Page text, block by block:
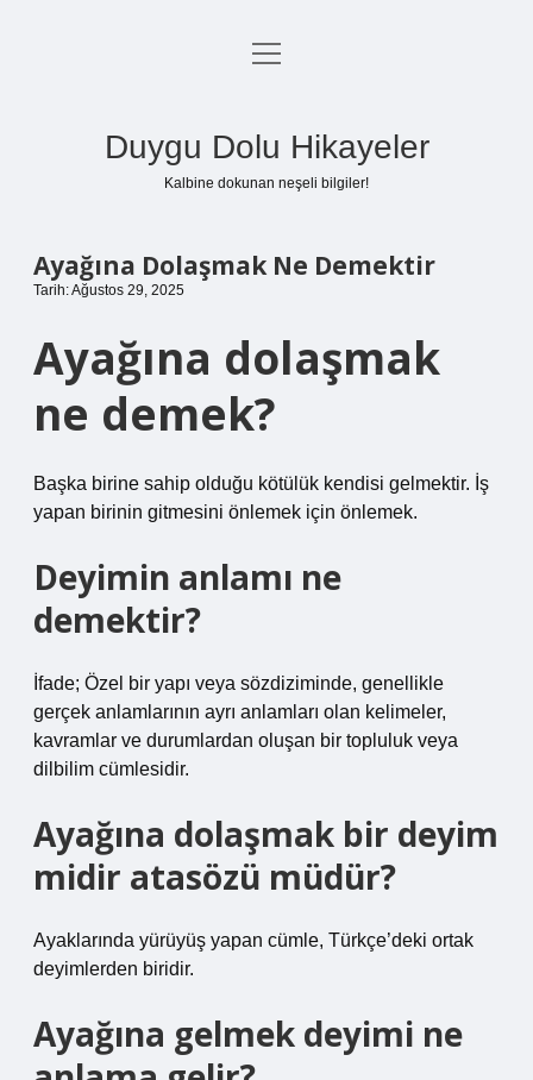
Anasayfa
menüyü
Duygu Dolu Hikayeler
Kalbine dokunan neşeli bilgiler!
Ayağına Dolaşmak Ne Demektir
Tarih: Ağustos 29, 2025
Ayağına dolaşmak
ne demek?
Başka birine sahip olduğu kötülük kendisi gelmektir. İş
yapan birinin gitmesini önlemek için önlemek.
Deyimin anlamı ne
demektir?
İfade; Özel bir yapı veya sözdiziminde, genellikle
gerçek anlamlarının ayrı anlamları olan kelimeler,
kavramlar ve durumlardan oluşan bir topluluk veya
dilbilim cümlesidir.
Ayağına dolaşmak bir deyim
midir atasözü müdür?
Ayaklarında yürüyüş yapan cümle, Türkçe’deki ortak
deyimlerden biridir.
Ayağına gelmek deyimi ne